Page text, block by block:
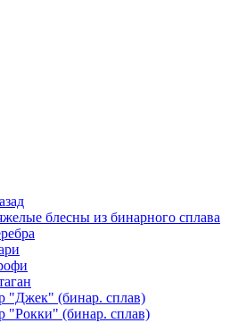
блесны из бинарного сплава
"Джек" (бинар. сплав)
"Рокки" (бинар. сплав)